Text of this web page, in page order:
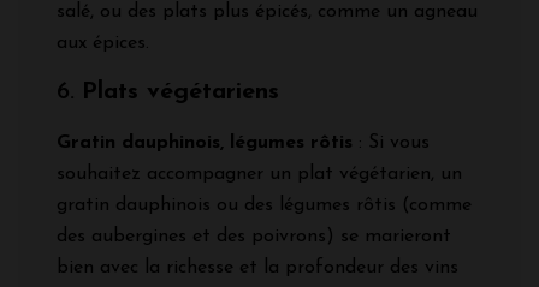
salé, ou des plats plus épicés, comme un agneau
aux épices.
6. Plats végétariens
Gratin dauphinois, légumes rôtis : Si vous
souhaitez accompagner un plat végétarien, un
gratin dauphinois ou des légumes rôtis (comme
des aubergines et des poivrons) se marieront
bien avec la richesse et la profondeur des vins